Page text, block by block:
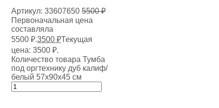
Артикул: 33607650 5500₽
Первоначальная цена
составляла
5500 ₽.3500 ₽Текущая
цена: 3500 ₽.
Количество товара Тумба
под оргтехнику дуб калиф/
белый 57х90х45 см